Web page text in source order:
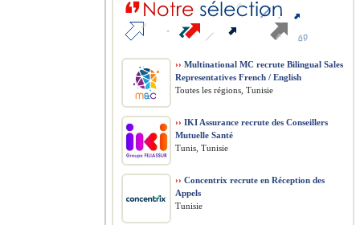
›› Multinational MC recrute Bilingual Sales
Representatives French / English
Toutes les régions, Tunisie
›› IKI Assurance recrute des Conseillers
Mutuelle Santé
Tunis, Tunisie
›› Concentrix recrute en Réception des
Appels
Tunisie